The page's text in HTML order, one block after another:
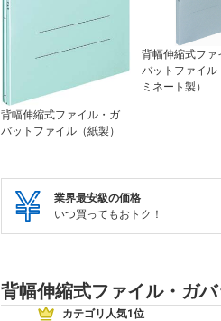
背幅伸縮式ファイル・ガ
バットファイル（紙製）
背幅伸縮式ファ
バットファイル
ミネート製）
業界最安級の価格
いつ買ってもおトク！
背幅伸縮式ファイル・ガ
カテゴリ人気1位